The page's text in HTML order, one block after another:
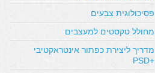
פסיכולוגית צבעים
מחולל טקסטים למעצבים
מדריך ליצירת כפתור אינטראקטיבי
+PSD